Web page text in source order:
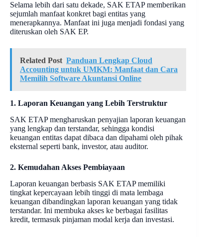
Selama lebih dari satu dekade, SAK ETAP memberikan
sejumlah manfaat konkret bagi entitas yang
menerapkannya. Manfaat ini juga menjadi fondasi yang
diteruskan oleh SAK EP.
Related Post Panduan Lengkap Cloud
Accounting untuk UMKM: Manfaat dan Cara
Memilih Software Akuntansi Online
1. Laporan Keuangan yang Lebih Terstruktur
SAK ETAP mengharuskan penyajian laporan keuangan
yang lengkap dan terstandar, sehingga kondisi
keuangan entitas dapat dibaca dan dipahami oleh pihak
eksternal seperti bank, investor, atau auditor.
2. Kemudahan Akses Pembiayaan
Laporan keuangan berbasis SAK ETAP memiliki
tingkat kepercayaan lebih tinggi di mata lembaga
keuangan dibandingkan laporan keuangan yang tidak
terstandar. Ini membuka akses ke berbagai fasilitas
kredit, termasuk pinjaman modal kerja dan investasi.